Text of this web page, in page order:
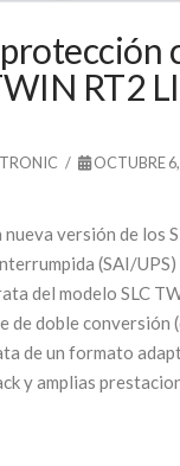
RT2
OCTUBRE
nueva versión de los
(SAI/UPS)
del modelo SLC
de doble conversión
de un formato
y amplias